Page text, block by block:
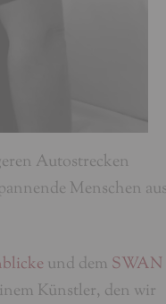
Autostrecken
Menschen
und dem SWAN
Künstler, den wir